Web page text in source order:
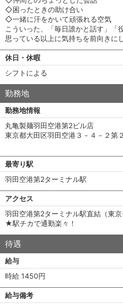
◇困ったときの助け合い
◇一緒に汗をかいて頑張れる空気
こういった、「毎日誰かと話す」「
思っている以上に気持ちを前向きに
休日・休暇
シフトによる
勤務地
勤務地情報
丸亀製麺羽田空港第2ビル店
東京都大田区羽田空港３－４－２第
最寄り駅
羽田空港第2ターミナル駅
アクセス
羽田空港第2ターミナル駅直結（東京
★駅チカで通勤楽々！
待遇
給与
時給 1450円
給与備考